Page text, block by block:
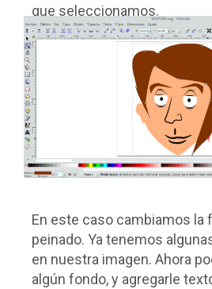
que seleccionamos.
En este caso cambiamos la
peinado. Ya tenemos
en nuestra imagen. Ahora
algún fondo, y agregarle